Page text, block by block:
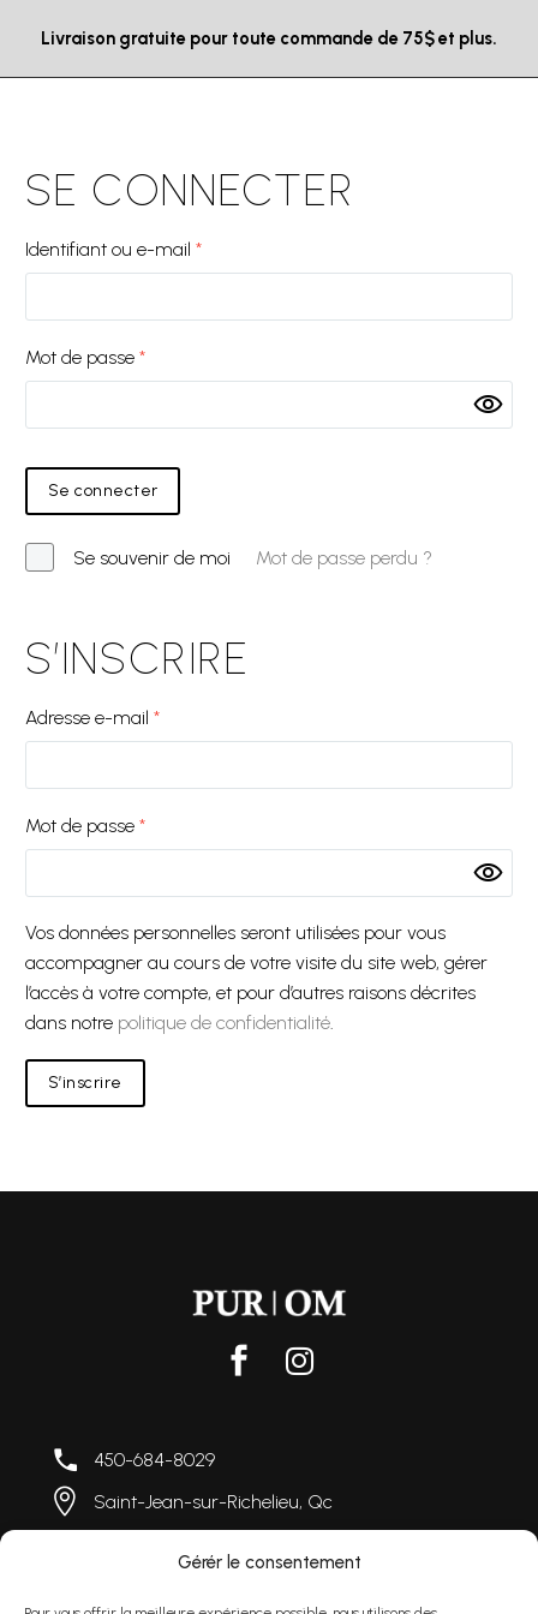
Gérér le consentement
Livraison gratuite pour toute commande de 75$ et plus.
SE CONNECTER
Identifiant ou e-mail *
Mot de passe *
Se connecter
Se souvenir de moi Mot de passe perdu ?
S’INSCRIRE
Adresse e-mail *
Mot de passe *
Vos données personnelles seront utilisées pour vous
accompagner au cours de votre visite du site web, gérer
l’accès à votre compte, et pour d’autres raisons décrites
dans notre politique de confidentialité.
S’inscrire
450-684-8029
Saint-Jean-sur-Richelieu, Qc
Lundi au vendredi 9h00 à 16h00